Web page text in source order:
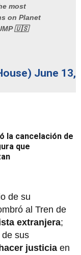
most
on Planet
🇺🇸
June 13,
la cancelación de
que
de su
al Tren de
extranjera;
de sus
hacer justicia en